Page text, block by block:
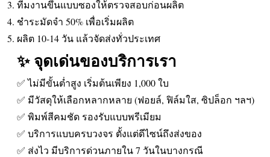
ทีมงานขึ้นแบบซองให้ตรวจสอบก่อนผลิต
ชำระมัดจำ 50% เพื่อเริ่มผลิต
ผลิต 10-14 วัน แล้วจัดส่งทั่วประเทศ
✨ จุดเด่นของบริการเรา
✅ ไม่มีขั้นต่ำสูง เริ่มต้นเพียง 1,000 ใบ
✅ มีวัสดุให้เลือกหลากหลาย (ฟอยล์, ฟิล์มใส, ซิปล็อก ฯลฯ)
✅ พิมพ์สีคมชัด รองรับแบบพรีเมียม
✅ บริการแบบครบวงจร ตั้งแต่ดีไซน์ถึงส่งของ
✅ ส่งไว มีบริการด่วนภายใน 7 วันในบางกรณี